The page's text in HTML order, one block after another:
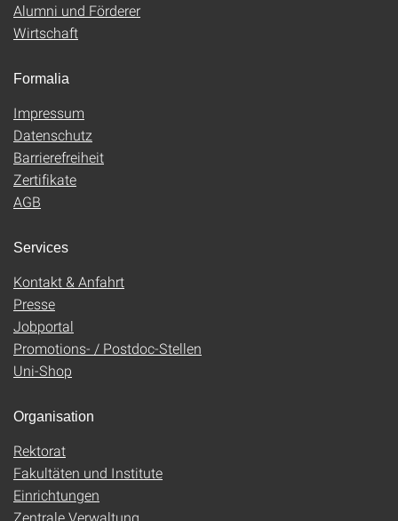
Alumni und Förderer
Wirtschaft
Formalia
Impressum
Datenschutz
Barrierefreiheit
Zertifikate
AGB
Services
Kontakt & Anfahrt
Presse
Jobportal
Promotions- / Postdoc-Stellen
Uni-Shop
Organisation
Rektorat
Fakultäten und Institute
Einrichtungen
Zentrale Verwaltung